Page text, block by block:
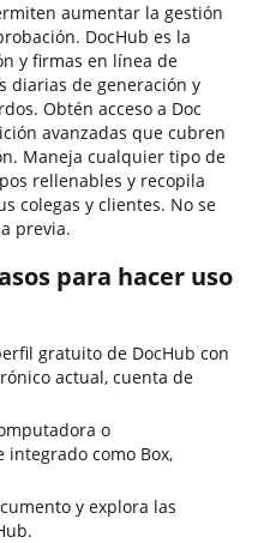
aumentar la gestión
DocHub es la
y firmas en línea de
diarias de generación y
Obtén acceso a Doc
avanzadas que cubren
Maneja cualquier tipo de
rellenables y recopila
colegas y clientes. No se
previa.
para hacer uso
gratuito de DocHub con
actual, cuenta de
o
como Box,
y explora las